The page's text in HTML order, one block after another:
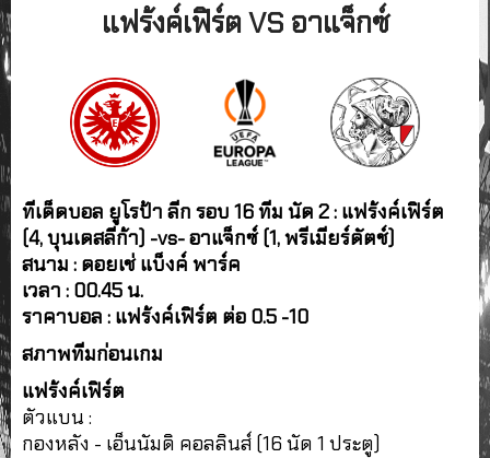
แฟร้งค์เฟิร์ต VS อาแจ็กซ์
ทีเด็ดบอล ยูโรป้า ลีก รอบ 16 ทีม นัด 2 : แฟร้งค์เฟิร์ต
(4, บุนเดสลีก้า) -vs- อาแจ็กซ์ (1, พรีเมียร์ดัตช์)
สนาม : ดอยเช่ แบ็งค์ พาร์ค
เวลา : 00.45 น.
ราคาบอล : แฟร้งค์เฟิร์ต ต่อ 0.5 -10
สภาพทีมก่อนเกม
แฟร้งค์เฟิร์ต
ตัวแบน :
กองหลัง - เอ็นนัมดิ คอลลินส์ (16 นัด 1 ประตู)